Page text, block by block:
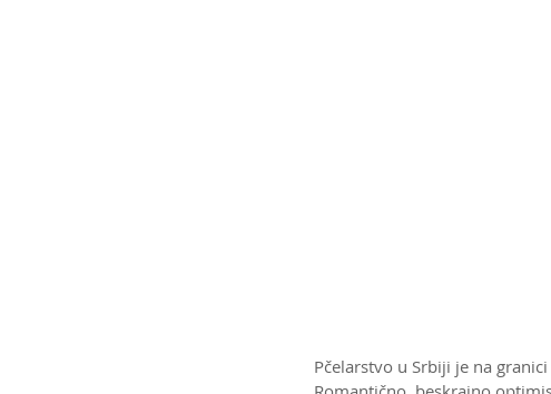
Pčelarstvo u Srbiji je na